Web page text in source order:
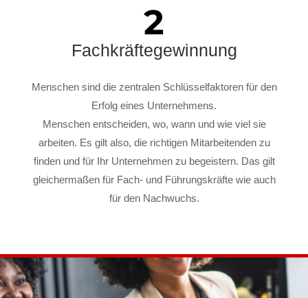
2
Fachkräftegewinnung
Menschen sind die zentralen Schlüsselfaktoren für den
Erfolg eines Unternehmens.
Menschen entscheiden, wo, wann und wie viel sie
arbeiten. Es gilt also, die richtigen Mitarbeitenden zu
finden und für Ihr Unternehmen zu begeistern. Das gilt
gleichermaßen für Fach- und Führungskräfte wie auch
für den Nachwuchs.